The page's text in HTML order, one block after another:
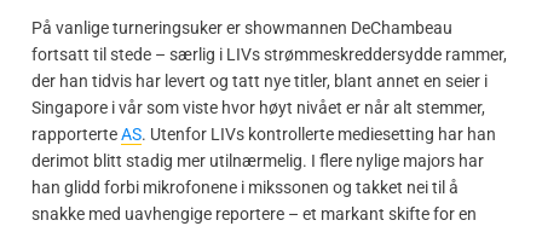
På vanlige turneringsuker er showmannen DeChambeau
fortsatt til stede – særlig i LIVs strømmeskreddersydde rammer,
der han tidvis har levert og tatt nye titler, blant annet en seier i
Singapore i vår som viste hvor høyt nivået er når alt stemmer,
rapporterteAS. Utenfor LIVs kontrollerte mediesetting har han
derimot blitt stadig mer utilnærmelig. I flere nylige majors har
han glidd forbi mikrofonene i mikssonen og takket nei til å
snakke med uavhengige reportere – et markant skifte for en